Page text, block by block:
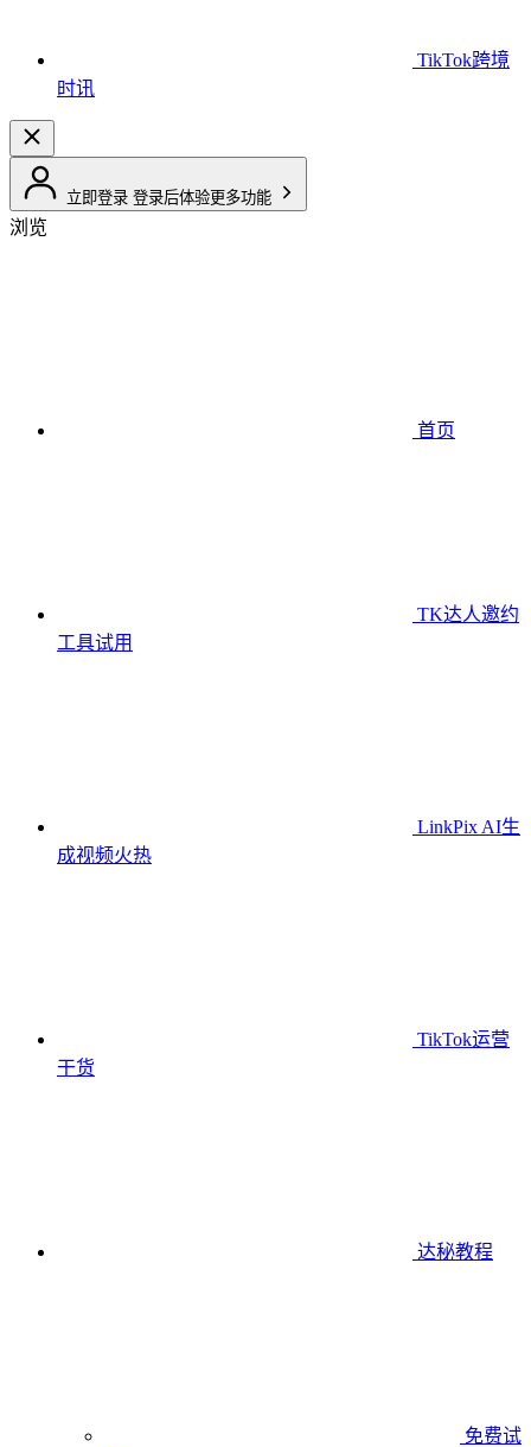
TikTok跨境
时讯
立即登录 登录后体验更多功能
浏览
首页
TK达人邀约
工具试用
LinkPix AI生
成视频火热
TikTok运营
干货
达秘教程
免费试